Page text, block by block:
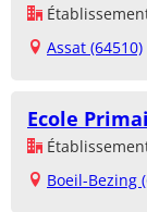
Assat (64510)
Ecole
Boeil-Bezing